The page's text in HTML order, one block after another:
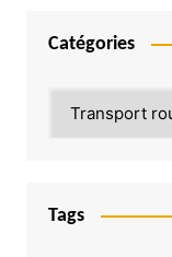
Catégories
Tags